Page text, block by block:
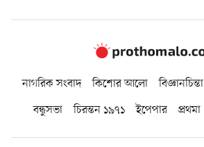
নাগরিক সংবাদ কিশোর আলো বিজ্ঞানচিন্তা
বন্ধুসভা
চিরন্তন ১৯৭১ ইপেপার প্রথমা